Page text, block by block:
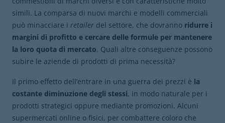
simili. La comparsa di nuovi marchi e modelli commerciali
può minacciare i retailer del settore, che dovranno ridurre i
margini di profitto e cercare delle formule per mantenere
la loro quota di mercato. Quali altre conseguenze possono
subire le aziende di prodotti di prima necessità?
Il primo effetto dell’entrare in una guerra dei prezzi è la
costante diminuzione degli stessi, in modo naturale per i
prodotti strategici oppure mediante promozioni. Alcuni
supermercati online o fisici, per combattere coloro che